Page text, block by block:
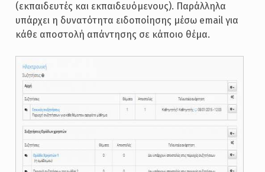
(εκπαιδευτές και εκπαιδευόμενους). Παράλληλα
υπάρχει η δυνατότητα ειδοποίησης μέσω email για
κάθε αποστολή απάντησης σε κάποιο θέμα.